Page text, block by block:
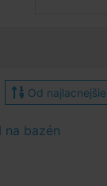
Od
na bazén